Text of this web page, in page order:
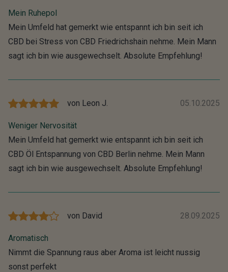
Mein Ruhepol
Mein Umfeld hat gemerkt wie entspannt ich bin seit ich
CBD bei Stress von CBD Friedrichshain nehme. Mein Mann
sagt ich bin wie ausgewechselt. Absolute Empfehlung!
von Leon J. 05.10.2025
Weniger Nervosität
Mein Umfeld hat gemerkt wie entspannt ich bin seit ich
CBD Öl Entspannung von CBD Berlin nehme. Mein Mann
sagt ich bin wie ausgewechselt. Absolute Empfehlung!
von David 28.09.2025
Aromatisch
Nimmt die Spannung raus aber Aroma ist leicht nussig
sonst perfekt